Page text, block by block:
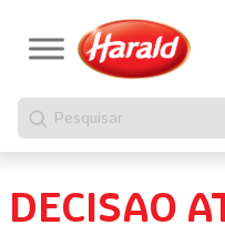
Pesquisar
DECISAO